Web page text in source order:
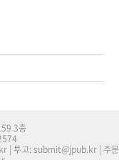
3층
| 투고: submit@jpub.kr | 주문